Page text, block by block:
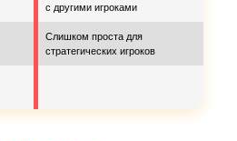
с другими игроками
Слишком проста для
стратегических игроков